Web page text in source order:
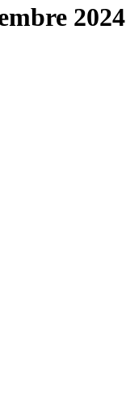
2024